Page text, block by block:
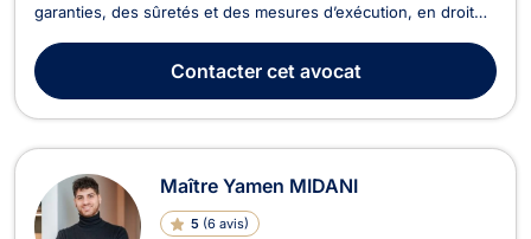
garanties, des sûretés et des mesures d’exécution, en droit
vente. Victor BOUTEILLER vous assiste en droit des
assurances pour assurer le règlement de vos...
Contactercet avocat
Maître Yamen MIDANI
5 (6 avis)